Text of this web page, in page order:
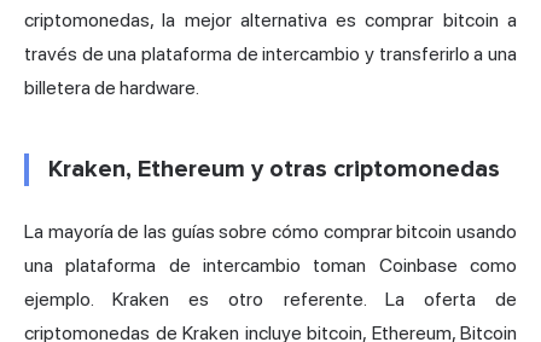
criptomonedas, la mejor alternativa es comprar bitcoin a
través de una plataforma de intercambio y transferirlo a una
billetera de hardware.
Kraken, Ethereum y otras criptomonedas
La mayoría de las guías sobre cómo comprar bitcoin usando
una plataforma de intercambio toman Coinbase como
ejemplo. Kraken es otro referente. La oferta de
criptomonedas de Kraken incluye bitcoin, Ethereum, Bitcoin